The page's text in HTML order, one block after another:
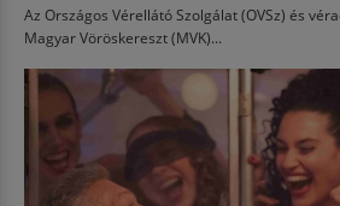
Az Országos Vérellátó Szolgálat (OVSz) és
Magyar Vöröskereszt (MVK)...